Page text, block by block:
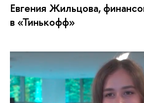
Евгения Жильцова,
в «Тинькофф»